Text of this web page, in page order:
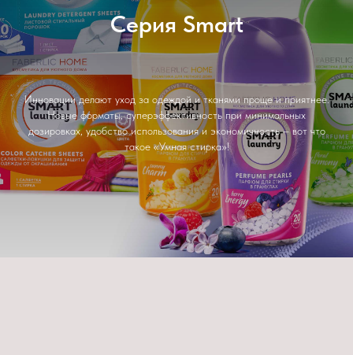
Серия Smart
Инновации делают уход за одеждой и тканями проще и приятнее.
Новые форматы, суперэффективность при минимальных
дозировках, удобство использования и экономичность – вот что
такое «Умная стирка»!